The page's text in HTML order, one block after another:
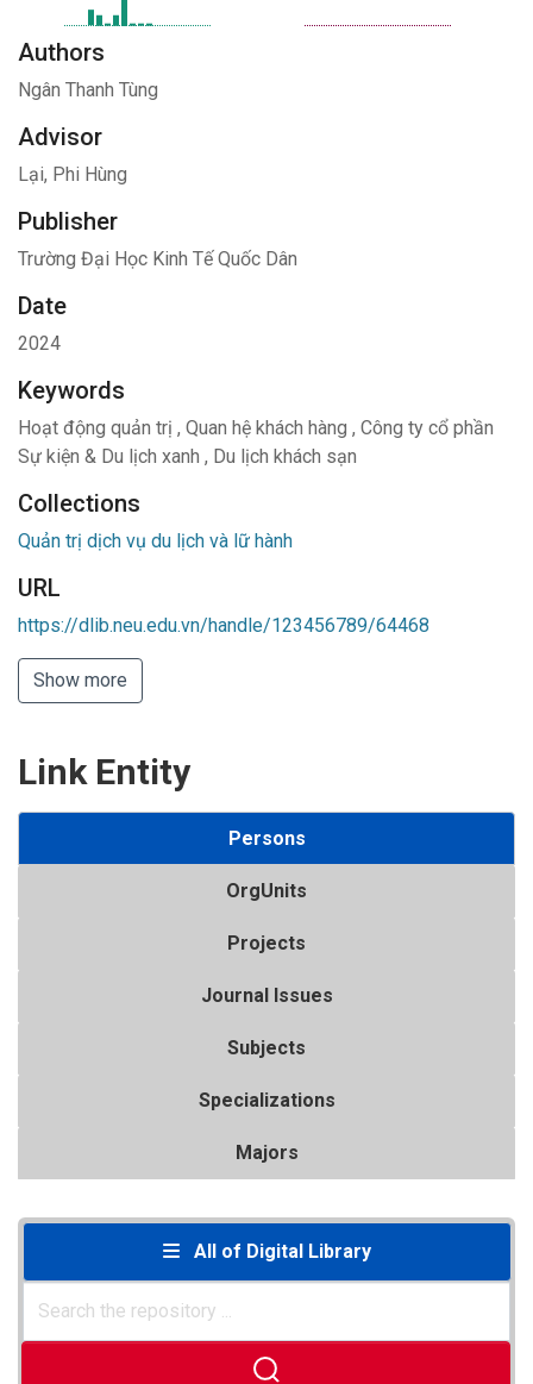
Authors
Ngân Thanh Tùng
Advisor
Lại, Phi Hùng
Publisher
Trường Đại Học Kinh Tế Quốc Dân
Date
2024
Keywords
Hoạt động quản trị , Quan hệ khách hàng , Công ty cổ phần
Sự kiện & Du lịch xanh , Du lịch khách sạn
Collections
Quản trị dịch vụ du lịch và lữ hành
URL
https://dlib.neu.edu.vn/handle/123456789/64468
Show more
Link Entity
Persons
OrgUnits
Projects
Journal Issues
Subjects
Specializations
Majors
All of Digital Library